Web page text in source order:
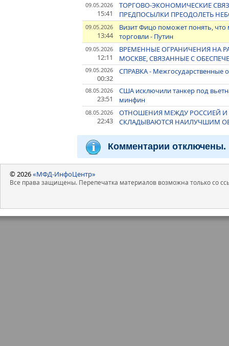
09.05.2026
15:41
ТОРГОВО-ЭКОНОМИЧЕСКИЕ
ПРЕДПОСЫЛКИ ПРЕОДОЛЕТЬ
09.05.2026
13:44
Визит Фицо поможет понять, что
торговли - Путин
09.05.2026
12:11
ВРЕМЕННЫЕ ОГРАНИЧЕНИЯ НА
МОСКВЕ, СВЯЗАННЫЕ С
09.05.2026
00:32
СПРАВКА - Межгосударственные
08.05.2026
23:51
США исключили танкер под
минфин
08.05.2026
22:43
ОТНОШЕНИЯ МЕЖДУ РОССИЕЙ И
СКЛАДЫВАЮТСЯ НАИЛУЧШИМ
Комментарии отключены.
© 2026«МФД-ИнфоЦентр»
Все права защищены. Перепечатка материалов возможна только со